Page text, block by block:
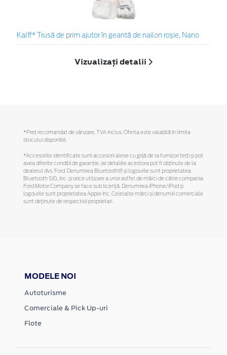
Kalff* Trusă de prim ajutor în geantă de nailon roșie, Nano
Vizualizați detalii
*Preţ recomandat de vânzare, TVA inclus. Oferta este valabilă în limita
stocului disponibil.
*Accesoriile identificate sunt accesorii alese cu grijă de la furnizori terți și pot
avea diferite condiții de garanție, iar detaliile acestora pot fi obținute de la
dealerul dvs. Ford. Denumirea Bluetooth® și logourile sunt proprietatea
Bluetooth SIG, Inc. și orice utilizare a unor astfel de mărci de către compania
Ford Motor Company se face sub licență. Denumirea iPhone/iPod și
logourile sunt proprietatea Apple Inc. Celelalte mărci și denumiri comerciale
sunt deținute de respectivii proprietari.
MODELE NOI
Autoturisme
Comerciale & Pick Up-uri
Flote